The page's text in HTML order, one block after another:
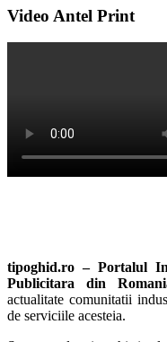
Video Antel Print
tipoghid.ro – Portalul
Publicitara din
actualitate comunitatii
de serviciile acesteia.